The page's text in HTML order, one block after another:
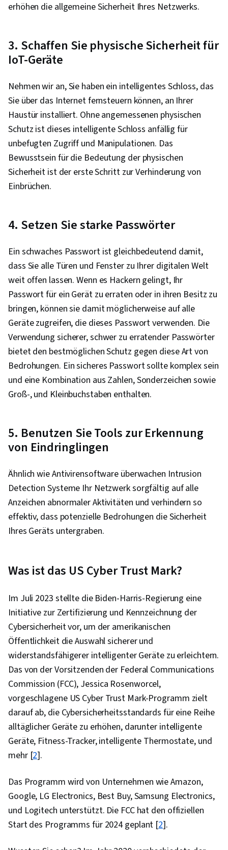
erhöhen die allgemeine Sicherheit Ihres Netzwerks.
3. Schaffen Sie physische Sicherheit für
IoT-Geräte
Nehmen wir an, Sie haben ein intelligentes Schloss, das
Sie über das Internet fernsteuern können, an Ihrer
Haustür installiert. Ohne angemessenen physischen
Schutz ist dieses intelligente Schloss anfällig für
unbefugten Zugriff und Manipulationen. Das
Bewusstsein für die Bedeutung der physischen
Sicherheit ist der erste Schritt zur Verhinderung von
Einbrüchen.
4. Setzen Sie starke Passwörter
Ein schwaches Passwort ist gleichbedeutend damit,
dass Sie alle Türen und Fenster zu Ihrer digitalen Welt
weit offen lassen. Wenn es Hackern gelingt, Ihr
Passwort für ein Gerät zu erraten oder in ihren Besitz zu
bringen, können sie damit möglicherweise auf alle
Geräte zugreifen, die dieses Passwort verwenden. Die
Verwendung sicherer, schwer zu erratender Passwörter
bietet den bestmöglichen Schutz gegen diese Art von
Bedrohungen. Ein sicheres Passwort sollte komplex sein
und eine Kombination aus Zahlen, Sonderzeichen sowie
Groß-, und Kleinbuchstaben enthalten.
5. Benutzen Sie Tools zur Erkennung
von Eindringlingen
Ähnlich wie Antivirensoftware überwachen Intrusion
Detection Systeme Ihr Netzwerk sorgfältig auf alle
Anzeichen abnormaler Aktivitäten und verhindern so
effektiv, dass potenzielle Bedrohungen die Sicherheit
Ihres Geräts untergraben.
Was ist das US Cyber Trust Mark?
Im Juli 2023 stellte die Biden-Harris-Regierung eine
Initiative zur Zertifizierung und Kennzeichnung der
Cybersicherheit vor, um der amerikanischen
Öffentlichkeit die Auswahl sicherer und
widerstandsfähigerer intelligenter Geräte zu erleichtern.
Das von der Vorsitzenden der Federal Communications
Commission (FCC), Jessica Rosenworcel,
vorgeschlagene US Cyber Trust Mark-Programm zielt
darauf ab, die Cybersicherheitsstandards für eine Reihe
alltäglicher Geräte zu erhöhen, darunter intelligente
Geräte, Fitness-Tracker, intelligente Thermostate, und
mehr [2].
Das Programm wird von Unternehmen wie Amazon,
Google, LG Electronics, Best Buy, Samsung Electronics,
und Logitech unterstützt. Die FCC hat den offiziellen
Start des Programms für 2024 geplant [2].